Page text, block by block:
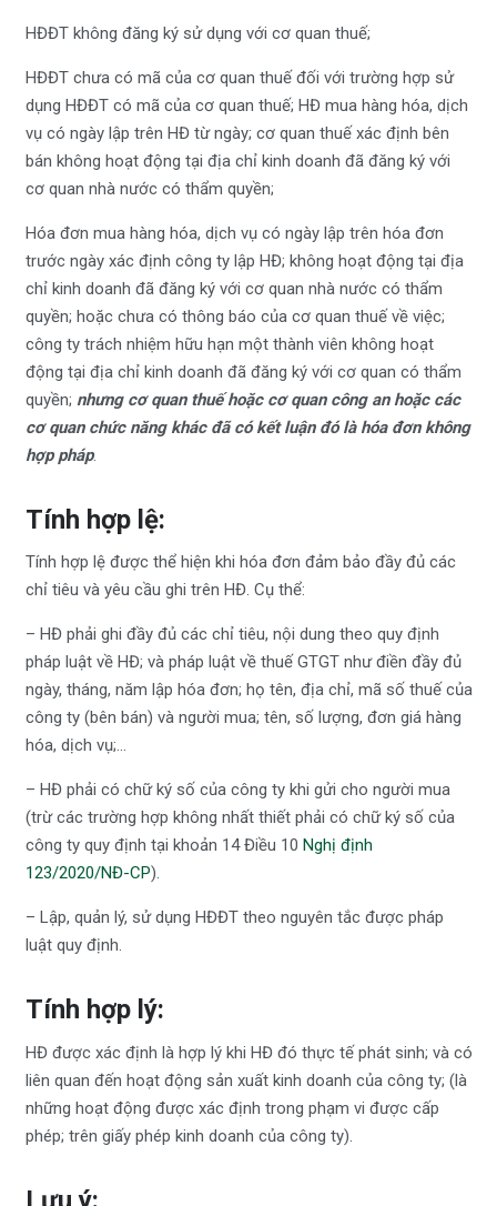
HĐĐT không đăng ký sử dụng với cơ quan thuế;
HĐĐT chưa có mã của cơ quan thuế đối với trường hợp sử
dụng HĐĐT có mã của cơ quan thuế; HĐ mua hàng hóa, dịch
vụ có ngày lập trên HĐ từ ngày; cơ quan thuế xác định bên
bán không hoạt động tại địa chỉ kinh doanh đã đăng ký với
cơ quan nhà nước có thẩm quyền;
Hóa đơn mua hàng hóa, dịch vụ có ngày lập trên hóa đơn
trước ngày xác định công ty lập HĐ; không hoạt động tại địa
chỉ kinh doanh đã đăng ký với cơ quan nhà nước có thẩm
quyền; hoặc chưa có thông báo của cơ quan thuế về việc;
công ty trách nhiệm hữu hạn một thành viên không hoạt
động tại địa chỉ kinh doanh đã đăng ký với cơ quan có thẩm
quyền; nhưng cơ quan thuế hoặc cơ quan công an hoặc các
cơ quan chức năng khác đã có kết luận đó là hóa đơn không
hợp pháp.
Tính hợp lệ:
Tính hợp lệ được thể hiện khi hóa đơn đảm bảo đầy đủ các
chỉ tiêu và yêu cầu ghi trên HĐ. Cụ thể:
– HĐ phải ghi đầy đủ các chỉ tiêu, nội dung theo quy định
pháp luật về HĐ; và pháp luật về thuế GTGT như điền đầy đủ
ngày, tháng, năm lập hóa đơn; họ tên, địa chỉ, mã số thuế của
công ty (bên bán) và người mua; tên, số lượng, đơn giá hàng
hóa, dịch vụ;…
– HĐ phải có chữ ký số của công ty khi gửi cho người mua
(trừ các trường hợp không nhất thiết phải có chữ ký số của
công ty quy định tại khoản 14 Điều 10 Nghị định
123/2020/NĐ-CP).
– Lập, quản lý, sử dụng HĐĐT theo nguyên tắc được pháp
luật quy định.
Tính hợp lý:
HĐ được xác định là hợp lý khi HĐ đó thực tế phát sinh; và có
liên quan đến hoạt động sản xuất kinh doanh của công ty; (là
những hoạt động được xác định trong phạm vi được cấp
phép; trên giấy phép kinh doanh của công ty).